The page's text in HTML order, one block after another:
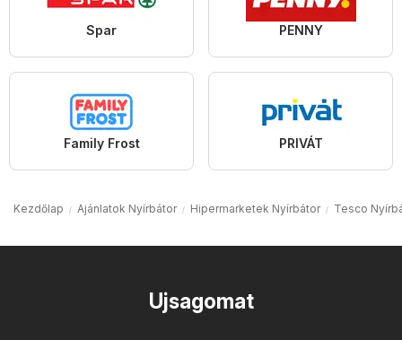
Spar PENNY
Family Frost PRIVÁT
Kezdőlap Ajánlatok Nyírbátor Hipermarketek Nyírbátor Tesco
Ujsagomat